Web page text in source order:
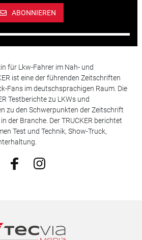
ABONNIEREN
für Lkw-Fahrer im Nah- und
ist eine der führenden Zeitschriften
Fans im deutschsprachigen Raum. Die
Testberichte zu LKWs und
zu den Schwerpunkten der Zeitschrift
der Branche. Der TRUCKER berichtet
Test und Technik, Show-Truck,